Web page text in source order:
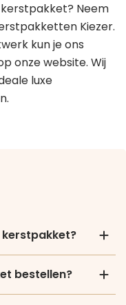
Neem
Kiezer.
kun je ons
onze website. Wij
luxe
kerstpakket?
bestellen?